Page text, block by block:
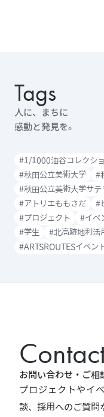
Tags
人に、まちに
感動と発見を。
#1/1000油谷コレクシ
#秋田公立美術大学
#
#秋田公立美術大学サテ
#アトリエももさだ
#
#プロジェクト
#イベ
#学生
#北高跡地利活
#ARTSROUTESイベン
お問い合わせ・ご相
プロジェクトやイ
談、採用へのご質問